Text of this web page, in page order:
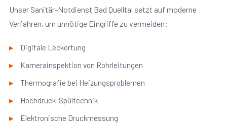
Unser Sanitär-Notdienst Bad Quelltal setzt auf moderne
Verfahren, um unnötige Eingriffe zu vermeiden:
Digitale Leckortung
Kamerainspektion von Rohrleitungen
Thermografie bei Heizungsproblemen
Hochdruck-Spültechnik
Elektronische Druckmessung